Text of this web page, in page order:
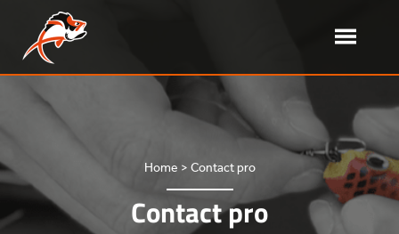
Home > Contact pro
Contact pro